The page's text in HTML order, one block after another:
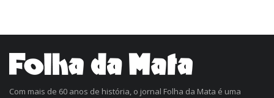
Com mais de 60 anos de história, o jornal Folha da Mata é uma